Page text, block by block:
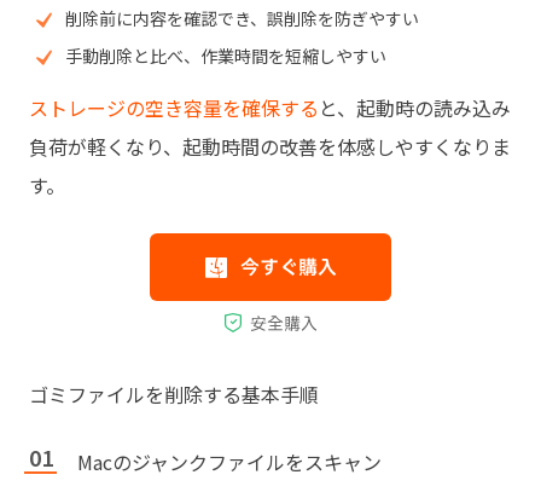
削除前に内容を確認でき、誤削除を防ぎやすい
手動削除と比べ、作業時間を短縮しやすい
ストレージの空き容量を確保する と、起動時の読み込み
負荷が軽くなり、起動時間の改善を体感しやすくなりま
す。
ゴミファイルを削除する基本手順
Macのジャンクファイルをスキャン